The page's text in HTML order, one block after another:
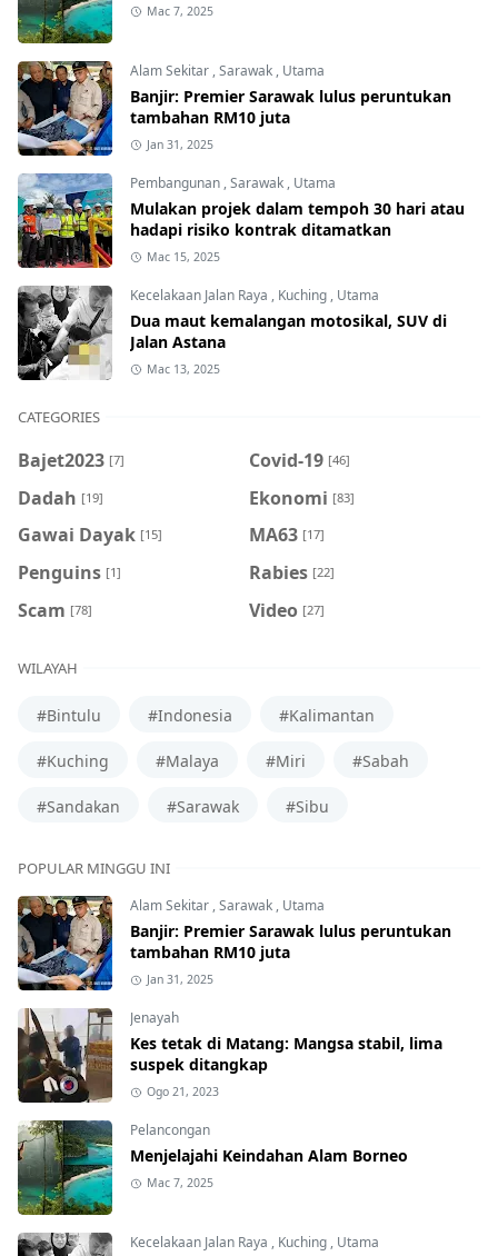
Mac 7, 2025
Alam Sekitar ,Sarawak , Utama
Banjir: Premier Sarawak lulus peruntukan
tambahan RM10 juta
Jan 31, 2025
Pembangunan ,Sarawak , Utama
Mulakan projek dalam tempoh 30 hari atau
hadapi risiko kontrak ditamatkan
Mac 15, 2025
Kecelakaan Jalan Raya , Kuching , Utama
Dua maut kemalangan motosikal, SUV di
Jalan Astana
Mac 13, 2025
CATEGORIES
Bajet2023 [7] Covid-19 [46]
Dadah [19] Ekonomi [83]
Gawai Dayak [15] MA63 [17]
Penguins [1] Rabies [22]
Scam [78] Video [27]
WILAYAH
#Bintulu #Indonesia #Kalimantan
#Kuching #Malaya #Miri #Sabah
#Sandakan #Sarawak #Sibu
POPULAR MINGGU INI
Alam Sekitar,Sarawak, Utama
Banjir: Premier Sarawak lulus peruntukan
tambahan RM10 juta
Jan 31, 2025
Jenayah
Kes tetak di Matang: Mangsa stabil, lima
suspek ditangkap
Ogo 21, 2023
Pelancongan
Menjelajahi Keindahan Alam Borneo
Mac 7, 2025
Kecelakaan Jalan Raya , Kuching, Utama